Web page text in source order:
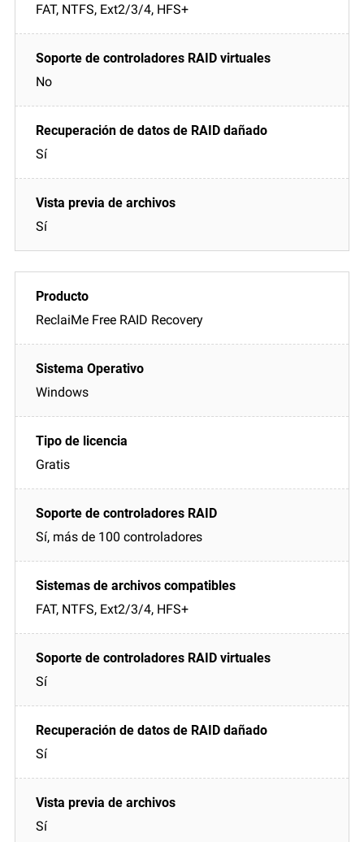
FAT, NTFS, Ext2/3/4, HFS+
No
Sí
Sí
ReclaiMe Free RAID Recovery
Windows
Gratis
Sí, más de 100 controladores
FAT, NTFS, Ext2/3/4, HFS+
Sí
Sí
Sí